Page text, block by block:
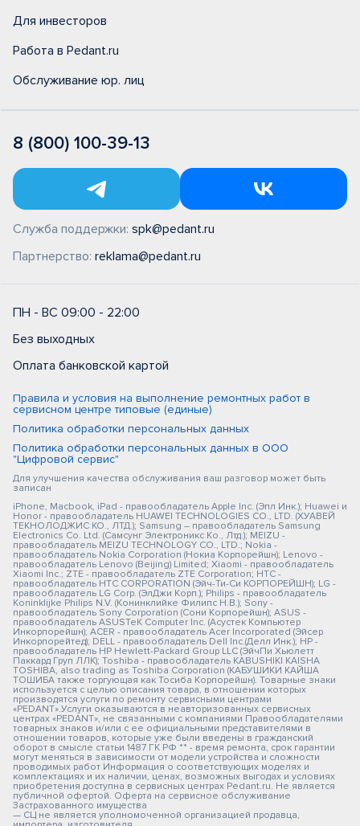
Для инвесторов
Работа в Pedant.ru
Обслуживание юр. лиц
8 (800) 100-39-13
Служба поддержки: spk@pedant.ru
Партнерство: reklama@pedant.ru
ПН - ВС 09:00 - 22:00
Без выходных
Оплата банковской картой
Правила и условия на выполнение ремонтных работ в
сервисном центре типовые (единые)
Политика обработки персональных данных
Политика обработки персональных данных в ООО
"Цифровой сервис"
Для улучшения качества обслуживания ваш разговор может быть
записан
iPhone, Macbook, iPad - правообладатель Apple Inc. (Эпл Инк.); Huawei и
Honor - правообладатель HUAWEI TECHNOLOGIES CO., LTD. (ХУАВЕЙ
ТЕКНОЛОДЖИС КО., ЛТД.); Samsung – правообладатель Samsung
Electronics Co. Ltd. (Самсунг Электроникс Ко., Лтд.); MEIZU -
правообладатель MEIZU TECHNOLOGY CO., LTD.; Nokia -
правообладатель Nokia Corporation (Нокиа Корпорейшн); Lenovo -
правообладатель Lenovo (Beijing) Limited; Xiaomi - правообладатель
Xiaomi Inc.; ZTE - правообладатель ZTE Corporation; HTC -
правообладатель HTC CORPORATION (Эйч-Ти-Си КОРПОРЕЙШН); LG -
правообладатель LG Corp. (ЭлДжи Корп.); Philips - правообладатель
Koninklijke Philips N.V. (Конинклийке Филипс Н.В.); Sony -
правообладатель Sony Corporation (Сони Корпорейшн); ASUS -
правообладатель ASUSTeK Computer Inc. (Асустек Компьютер
Инкорпорейшн); ACER - правообладатель Acer Incorporated (Эйсер
Инкорпорейтед); DELL - правообладатель Dell Inc.(Делл Инк.); HP -
правообладатель HP Hewlett-Packard Group LLC (ЭйчПи Хьюлетт
Паккард Груп ЛЛК); Toshiba - правообладатель KABUSHIKI KAISHA
TOSHIBA, also trading as Toshiba Corporation (КАБУШИКИ КАЙША
ТОШИБА также торгующая как Тосиба Корпорейшн). Товарные знаки
используется с целью описания товара, в отношении которых
производятся услуги по ремонту сервисными центрами
«PEDANT».Услуги оказываются в неавторизованных сервисных
центрах «PEDANT», не связанными с компаниями Правообладателями
товарных знаков и/или с ее официальными представителями в
отношении товаров, которые уже были введены в гражданский
оборот в смысле статьи 1487 ГК РФ ** - время ремонта, срок гарантии
могут меняться в зависимости от модели устройства и сложности
проводимых работ Информация о соответствующих моделях и
комплектациях и их наличии, ценах, возможных выгодах и условиях
приобретения доступна в сервисных центрах Pedant.ru. Не является
публичной офертой. Оферта на сервисное обслуживание
Застрахованного имущества
— СЦ не является уполномоченной организацией продавца,